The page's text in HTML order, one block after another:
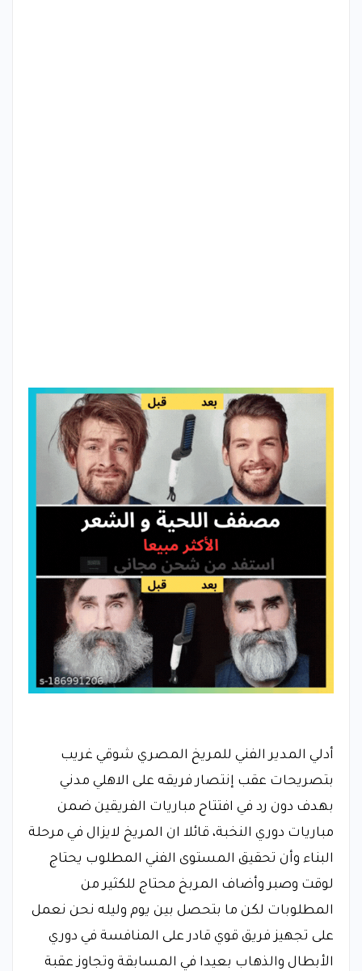
أدلي المدير الفني للمريخ المصري شوقي غريب
بتصريحات عقب إنتصار فريقه على الاهلي مدني
بهدف دون رد في افتتاح مباريات الفريقين ضمن
مباريات دوري النخبة، قائلا ان المريخ لايزال في مرحلة
البناء وأن تحقيق المستوى الفني المطلوب يحتاج
لوقت وصبر وأضاف المربخ محتاج للكثير من
المطلوبات لكن ما بتحصل بين يوم وليله نحن نعمل
على تجهيز فريق قوي قادر على المنافسة في دوري
الأبطال والذهاب بعيدا في المسابقة وتجاوز عقبة